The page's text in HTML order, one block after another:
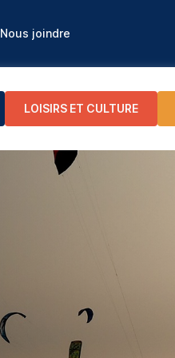
Nous joindre
LOISIRS ET CULTURE